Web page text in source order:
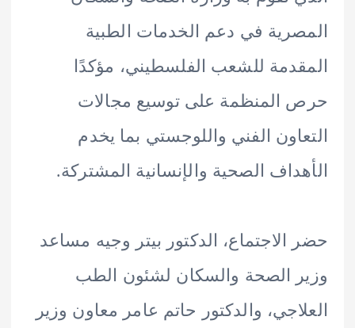
في دعم الخدمات الطبية
للشعب الفلسطيني، مؤكدًا
المنظمة على توسيع مجالات
الفني واللوجستي بما يخدم
الصحية والإنسانية المشتركة.
الدكتور بيتر وجيه مساعد
الصحة والسكان لشئون الطب
والدكتور حاتم عامر معاون وزير